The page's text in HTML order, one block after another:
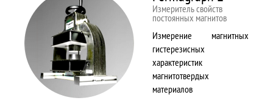
Измеритель свойств
постоянных магнитов
Измерение магнитных
гистерезисных
характеристик
магнитотвердых
материалов